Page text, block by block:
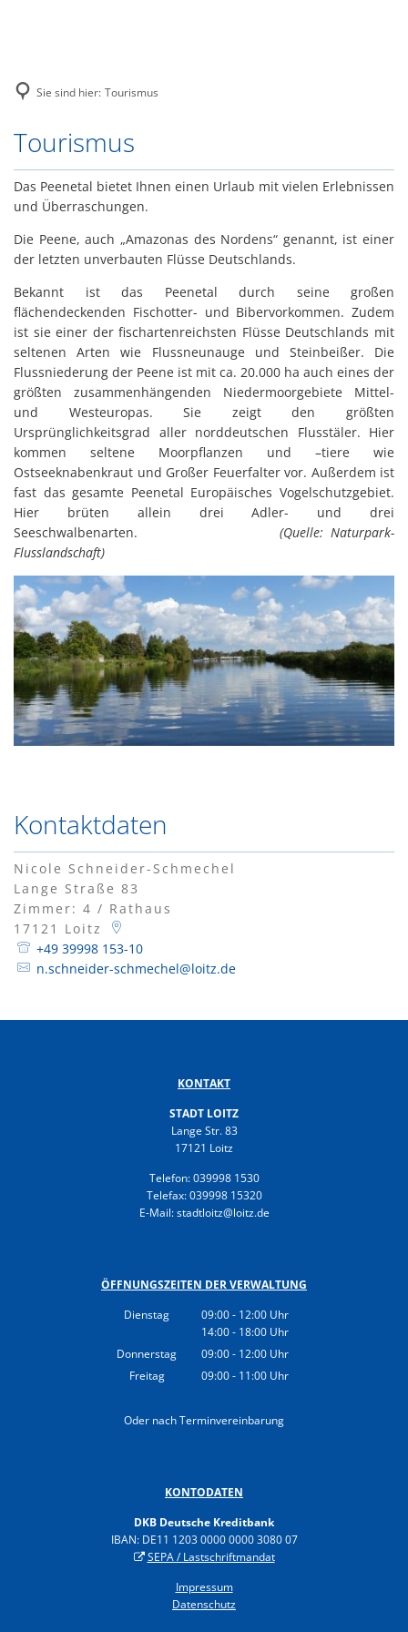
Immobilien
Amtsausschuss
Standesamt
Wochenmarkt
Schulen
Vereine und Verbände
Senioren
Brückenöffnungszeiten
Öffentlicher
Gesundheit
Feuerwehr
Wohnungsangebote
Sophia Hedwig
Datenschutz
Ausschreibungen
Stellenausschreibungen
Loitzer Bote
Wahlen
Ver- und Entsorgung
Polizeistation Loitz
Kfz-Zulassung
Gewerbe Online
Breitbandausbau
Fundtiere
Gemeinde Görmin
Flächennutzungspläne
Sie sind hier: Tourismus
Tourismus
Tourismus
Das Peenetal bietet Ihnen einen Urlaub mit vielen Erlebnissen
und Überraschungen.
Die Peene, auch „Amazonas des Nordens“ genannt, ist einer
der letzten unverbauten Flüsse Deutschlands.
Bekannt ist das Peenetal durch seine großen
flächendeckenden Fischotter- und Bibervorkommen. Zudem
ist sie einer der fischartenreichsten Flüsse Deutschlands mit
seltenen Arten wie Flussneunauge und Steinbeißer. Die
Flussniederung der Peene ist mit ca. 20.000 ha auch eines der
größten zusammenhängenden Niedermoorgebiete Mittel-
und Westeuropas. Sie zeigt den größten
Ursprünglichkeitsgrad aller norddeutschen Flusstäler. Hier
kommen seltene Moorpflanzen und –tiere wie
Ostseeknabenkraut und Großer Feuerfalter vor. Außerdem ist
fast das gesamte Peenetal Europäisches Vogelschutzgebiet.
Hier brüten allein drei Adler- und drei
Seeschwalbenarten. (Quelle: Naturpark-
Flusslandschaft)
Kontaktdaten
Nicole Schneider-Schmechel
Lange Straße 83
Zimmer: 4 / Rathaus
17121
Loitz
+49 39998 153-10
n.schneider-schmechel@loitz.de
KONTAKT
STADT LOITZ
Lange Str. 83
17121 Loitz
Telefon: 039998 1530
Telefax: 039998 15320
E-Mail: stadtloitz@loitz.de
ÖFFNUNGSZEITEN DER VERWALTUNG
Dienstag
09:00- 12:00 Uhr
Von 09:00 bis 12:00 Uhr
14:00- 18:00 Uhr
Von 14:00 bis 18:00 Uhr
Donnerstag 09:00- 12:00 Uhr
Von 09:00 bis 12:00 Uhr
Freitag 09:00- 11:00 Uhr
Oder nach Terminvereinbarung
KONTODATEN
DKB Deutsche Kreditbank
IBAN: DE11 1203 0000 0000 3080 07
SEPA / Lastschriftmandat
Impressum
Datenschutz